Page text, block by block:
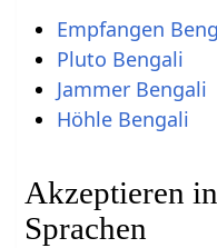
Empfangen
Pluto Bengali
Jammer Bengali
Höhle Bengali
Akzeptieren
Sprachen